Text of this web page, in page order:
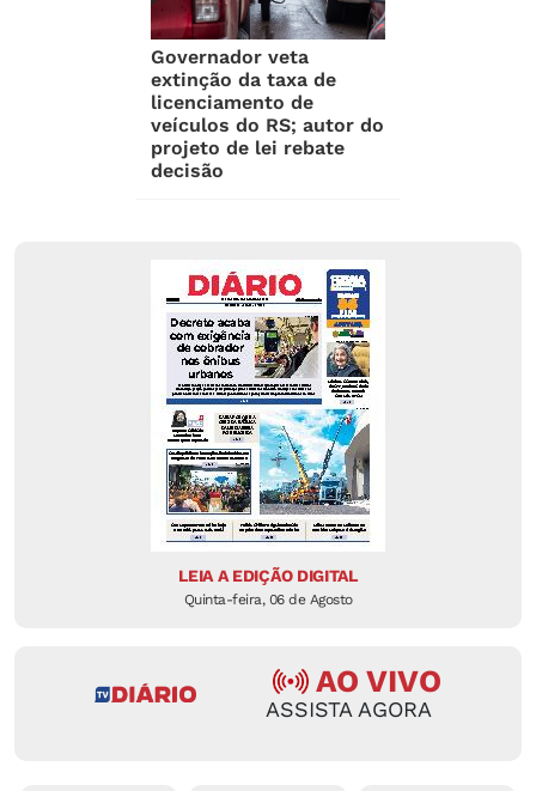
Governador veta
extinção da taxa de
licenciamento de
veículos do RS; autor do
projeto de lei rebate
decisão
LEIA A EDIÇÃO DIGITAL
Quinta-feira, 06 de Agosto
AO VIVO
ASSISTA AGORA